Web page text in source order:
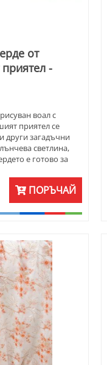
от
-
воал с
приятел се
други загадъчни
светлина,
е готово за
ПОРЪЧАЙ